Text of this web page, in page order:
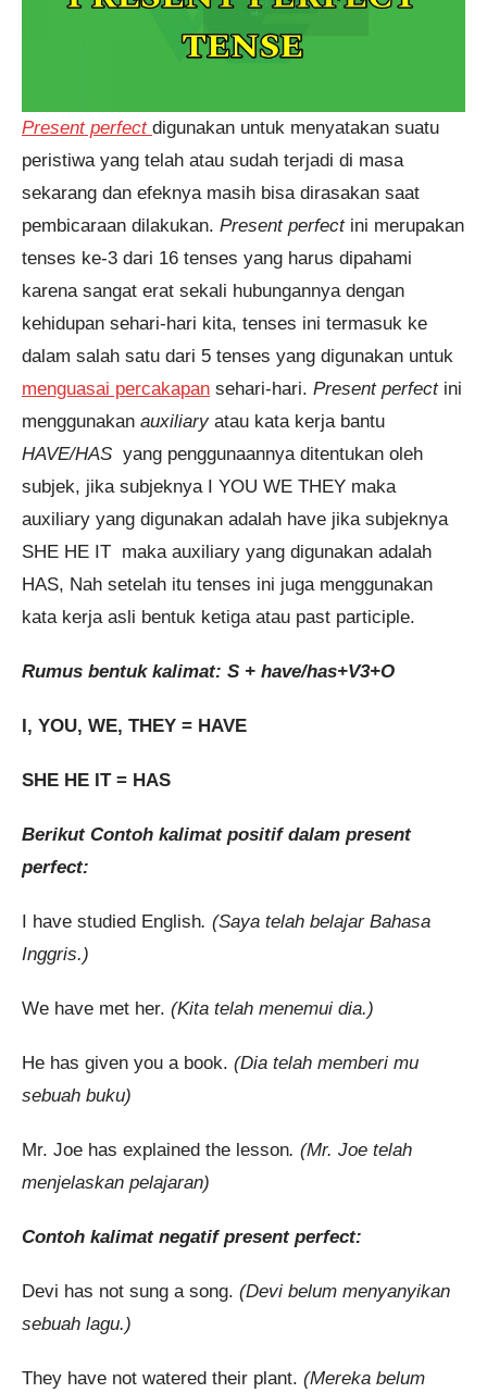
Present perfect digunakan untuk menyatakan suatu
peristiwa yang telah atau sudah terjadi di masa
sekarang dan efeknya masih bisa dirasakan saat
pembicaraan dilakukan. Present perfectini merupakan
tenses ke-3 dari 16 tenses yang harus dipahami
karena sangat erat sekali hubungannya dengan
kehidupan sehari-hari kita, tenses ini termasuk ke
dalam salah satu dari 5 tenses yang digunakan untuk
menguasai percakapan sehari-hari. Present perfectini
menggunakan auxiliaryatau kata kerja bantu
HAVE/HAS yang penggunaannya ditentukan oleh
subjek, jika subjeknya I YOU WE THEY maka
auxiliary yang digunakan adalah have jika subjeknya
SHE HE IT maka auxiliary yang digunakan adalah
HAS, Nah setelah itu tenses ini juga menggunakan
kata kerja asli bentuk ketiga atau past participle.
Rumus bentuk kalimat: S + have/has+V3+O
I, YOU, WE, THEY = HAVE
SHE HE IT = HAS
Berikut Contoh kalimat positif dalam present
perfect:
I have studied English. (Saya telah belajar Bahasa
Inggris.)
We have met her. (Kita telah menemui dia.)
He has given you a book. (Dia telah memberi mu
sebuah buku)
Mr. Joe has explained the lesson. (Mr. Joe telah
menjelaskan pelajaran)
Contoh kalimat negatif present perfect:
Devi has not sung a song. (Devi belum menyanyikan
sebuah lagu.)
They have not watered their plant. (Mereka belum
TOEFL 2 Minggu 5 jam yang